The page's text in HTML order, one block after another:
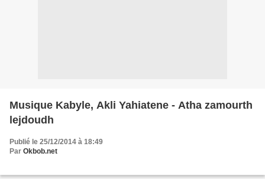
Musique Kabyle, Akli Yahiatene - Atha zamourth
lejdoudh
Publié le 25/12/2014 à 18:49
Par Okbob.net